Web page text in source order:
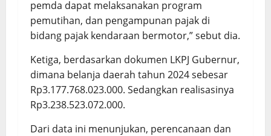
pemda dapat melaksanakan program
pemutihan, dan pengampunan pajak di
bidang pajak kendaraan bermotor,” sebut dia.
Ketiga, berdasarkan dokumen LKPJ Gubernur,
dimana belanja daerah tahun 2024 sebesar
Rp3.177.768.023.000. Sedangkan realisasinya
Rp3.238.523.072.000.
Dari data ini menunjukan, perencanaan dan